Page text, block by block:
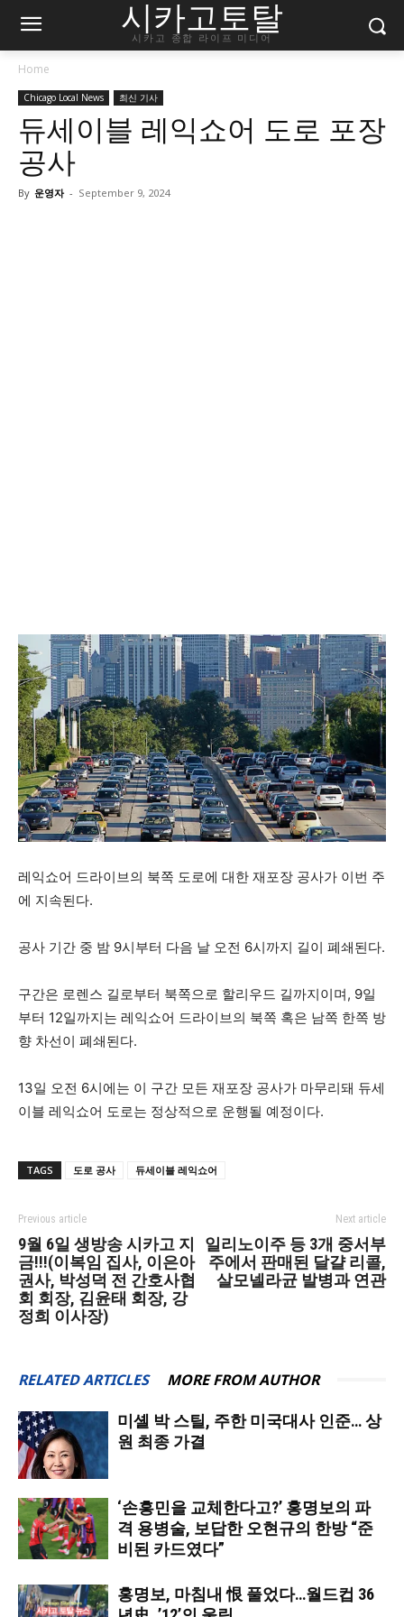
시카고토탈
시카고 종합 라이프 미디어
Home
Chicago Local News 최신 기사
듀세이블 레익쇼어 도로 포장
공사
By 운영자 - September 9, 2024
레익쇼어 드라이브의 북쪽 도로에 대한 재포장 공사가 이번 주
에 지속된다.
공사 기간 중 밤 9시부터 다음 날 오전 6시까지 길이 폐쇄된다.
구간은 로렌스 길로부터 북쪽으로 할리우드 길까지이며, 9일
부터 12일까지는 레익쇼어 드라이브의 북쪽 혹은 남쪽 한쪽 방
향 차선이 폐쇄된다.
13일 오전 6시에는 이 구간 모든 재포장 공사가 마무리돼 듀세
이블 레익쇼어 도로는 정상적으로 운행될 예정이다.
TAGS 도로 공사 듀세이블 레익쇼어
Previous article
9월 6일 생방송 시카고 지
금!!!(이복임 집사, 이은아
권사, 박성덕 전 간호사협
회 회장, 김윤태 회장, 강
정희 이사장)
Next article
일리노이주 등 3개 중서부
주에서 판매된 달걀 리콜,
살모넬라균 발병과 연관
RELATED ARTICLES MORE FROM AUTHOR
미셸 박 스틸, 주한 미국대사 인준… 상
원 최종 가결
‘손흥민을 교체한다고?’ 홍명보의 파
격 용병술, 보답한 오현규의 한방 “준
비된 카드였다”
홍명보, 마침내 恨 풀었다…월드컵 36